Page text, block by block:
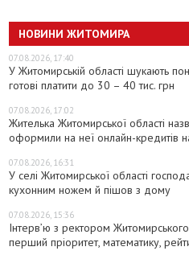
НОВИНИ ЖИТОМИРА
07.08.2026, 17:40
У Житомирській області шукають
готові платити до 30 – 40 тис. грн
07.08.2026, 17:02
Жителька Житомирської області
оформили на неї онлайн-кредитів
07.08.2026, 16:31
У селі Житомирської області
кухонним ножем й пішов з дому
07.08.2026, 15:36
Інтерв’ю з ректором
перший пріоритет, математику,